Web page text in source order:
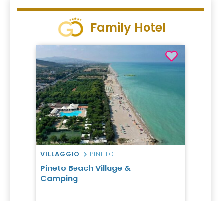
Family Hotel
VILLAGGIO PINETO
Pineto Beach Village &
Camping